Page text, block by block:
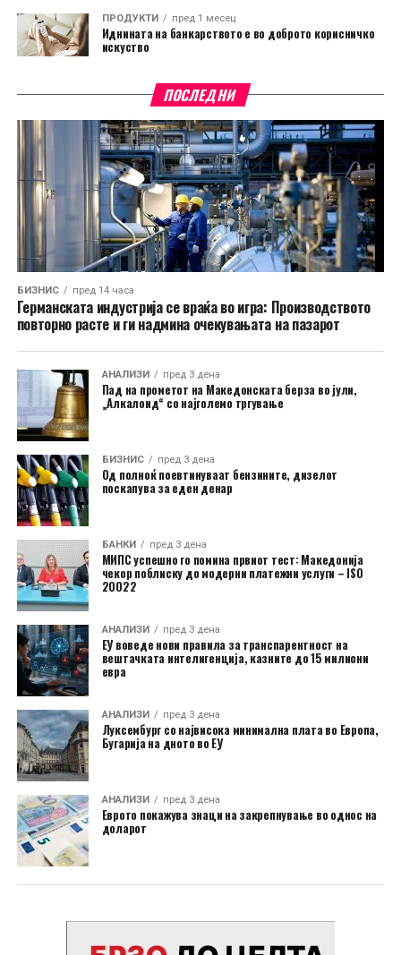
ПРОДУКТИ пред 1 месец
Иднината на банкарството е во доброто корисничко
искуство
ПОСЛЕДНИ
БИЗНИС пред 14 часа
Германската индустрија се враќа во игра: Производството
повторно расте и ги надмина очекувањата на пазарот
АНАЛИЗИ пред 3 дена
Пад на прометот на Македонската берза во јули,
„Алкалоид“ со најголемо тргување
БИЗНИС пред 3 дена
Од полноќ поевтинуваат бензините, дизелот
поскапува за еден денар
БАНКИ пред 3 дена
МИПС успешно го помина првиот тест: Македонија
чекор поблиску до модерни платежни услуги – ISO
20022
АНАЛИЗИ пред 3 дена
ЕУ воведе нови правила за транспарентност на
вештачката интелигенција, казните до 15 милиони
евра
АНАЛИЗИ пред 3 дена
Луксембург со највисока минимална плата во Европа,
Бугарија на дното во ЕУ
АНАЛИЗИ пред 3 дена
Еврото покажува знаци на закрепнување во однос на
доларот